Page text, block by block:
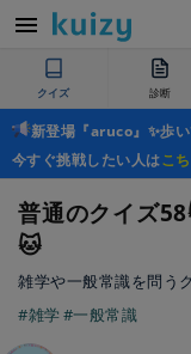
クイズ 診断
新登場『aruco』✨歩
今すぐ挑戦したい人はこ
普通のクイズ
🐱
雑学や一般常識を問う
#雑学#一般常識